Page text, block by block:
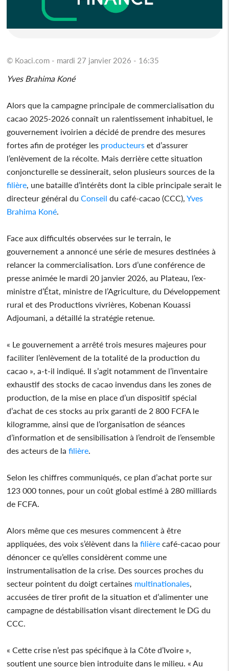
© Koaci.com - mardi 27 janvier 2026 - 16:35
Yves Brahima Koné
Alors que la campagne principale de commercialisation du
cacao 2025-2026 connaît un ralentissement inhabituel, le
gouvernement ivoirien a décidé de prendre des mesures
fortes afin de protéger les producteurs et d’assurer
l’enlèvement de la récolte. Mais derrière cette situation
conjoncturelle se dessinerait, selon plusieurs sources de la
filière , une bataille d’intérêts dont la cible principale serait le
directeur général du Conseil du café-cacao (CCC), Yves
Brahima Koné
Face aux difficultés observées sur le terrain, le
gouvernement a annoncé une série de mesures destinées à
relancer la commercialisation. Lors d’une conférence de
presse animée le mardi 20 janvier 2026, au Plateau, l’ex-
ministre d’État, ministre de l’Agriculture, du Développement
rural et des Productions vivrières, Kobenan Kouassi
Adjoumani, a détaillé la stratégie retenue.
« Le gouvernement a arrêté trois mesures majeures pour
faciliter l’enlèvement de la totalité de la production du
cacao », a-t-il indiqué. Il s’agit notamment de l’inventaire
exhaustif des stocks de cacao invendus dans les zones de
production, de la mise en place d’un dispositif spécial
d’achat de ces stocks au prix garanti de 2 800 FCFA le
kilogramme, ainsi que de l’organisation de séances
d’information et de sensibilisation à l’endroit de l’ensemble
des acteurs de la filière
Selon les chiffres communiqués, ce plan d’achat porte sur
123 000 tonnes, pour un coût global estimé à 280 milliards
de FCFA.
Alors même que ces mesures commencent à être
appliquées, des voix s’élèvent dans la filière café-cacao pour
dénoncer ce qu’elles considèrent comme une
instrumentalisation de la crise. Des sources proches du
secteur pointent du doigt certaines multinationales
accusées de tirer profit de la situation et d’alimenter une
campagne de déstabilisation visant directement le DG du
CCC.
« Cette crise n’est pas spécifique à la Côte d’Ivoire »,
soutient une source bien introduite dans le milieu. « Au